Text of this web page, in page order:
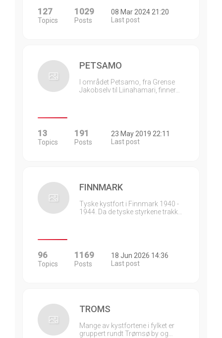
127
Topics
1029
Posts
08 Mar 2024 21:20
Last post
PETSAMO
I området Petsamo, fra Grense
Jakobselv til Liinahamari, finner…
13
Topics
191
Posts
23 May 2019 22:11
Last post
FINNMARK
Tyske kystfort i Finnmark 1940 -
1944. Da de tyske styrkene trakk…
96
Topics
1169
Posts
18 Jun 2026 14:36
Last post
TROMS
Mange av kystfortene i fylket er
gruppert rundt Trømsø by og…